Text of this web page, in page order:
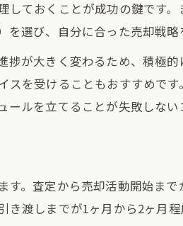
売買契約から引き渡しまで
土地売却の決済や入金タイ
引き渡しまでに遅れる要因
土地売却で契約から完了ま
境界未確定や測量遅れの対
ておくことが成功の鍵です
選び、自分に合った売却戦略
が大きく変わるため、積極
を受けることもおすすめで
ルを立てることが失敗しない
。査定から売却活動開始ま
渡しまでが1ヶ月から2ヶ月程